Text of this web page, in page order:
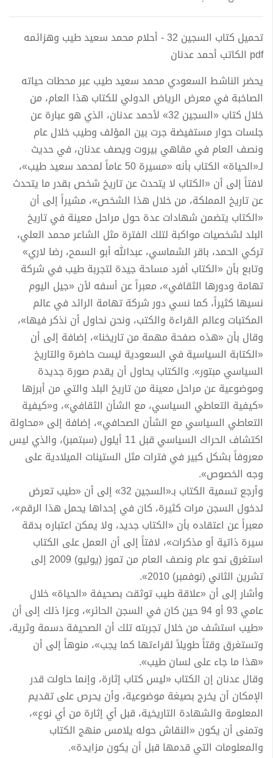
تحميل كتاب السجين 32 - أحلام محمد سعيد طيب وهزائمه
pdf الكاتب أحمد عدنان
يحضر الناشط السعودي محمد سعيد طيب عبر محطات حياته
الصاخبة في معرض الرياض الدولي للكتاب هذا العام، من
خلال كتاب «السجين 32» لأحمد عدنان، الذي هو عبارة عن
جلسات حوار مستفيضة جرت بين المؤلف وطيب خلال عام
ونصف العام في مقاهي بيروت ويصف عدنان، في حديث
لـ«الحياة» الكتاب بأنه «مسيرة 50 عاماً لمحمد سعيد طيب»،
لافتاً إلى أن «الكتاب لا يتحدث عن تاريخ شخص بقدر ما يتحدث
عن تاريخ المملكة، من خلال هذا الشخص»، مشيراً إلى أن
«الكتاب يتضمن شهادات عدة حول مراحل معينة في تاريخ
البلد لشخصيات مواكبة لتلك الفترة مثل الشاعر محمد العلي،
تركي الحمد، باقر الشماسي، عبدالله أبو السمح، رضا لاري»
وتابع بأن «الكتاب أفرد مساحة جيدة لتجربة طيب في شركة
تهامة ودورها الثقافي»، معبراً عن أسفه لأن «جيل اليوم
نسيها كثيراً، كما نسي دور شركة تهامة الرائد في عالم
المكتبات وعالم القراءة والكتب، ونحن نحاول أن نذكر فيها»،
وقال بأن «هذه صفحة مهمة من تاريخنا»، إضافة إلى أن
«الكتابة السياسية في السعودية ليست حاضرة والتاريخ
السياسي مبتور». والكتاب يحاول أن يقدم صورة جديدة
وموضوعية عن مراحل معينة من تاريخ البلد والتي من أبرزها
«كيفية التعاطي السياسي، مع الشأن الثقافي»، و«كيفية
التعاطي السياسي مع الشأن الصحافي»، إضافة إلى «محاولة
اكتشاف الحراك السياسي قبل 11 أيلول (سبتمبر)، والذي ليس
معروفاً بشكل كبير في فترات مثل الستينات الميلادية على
وجه الخصوص».
وأرجع تسمية الكتاب بـ«السجين 32» إلى أن «طيب تعرض
لدخول السجن مرات كثيرة، كان في إحداها يحمل هذا الرقم»،
معبراً عن اعتقاده بأن «الكتاب جديد، ولا يمكن اعتباره بدقة
سيرة ذاتية أو مذكرات»، لافتاً إلى أن العمل على الكتاب
استغرق نحو عام ونصف العام من تموز (يوليو) 2009 إلى
تشرين الثاني (نوفمبر) 2010».
وأشار إلى أن «علاقة طيب توثقت بصحيفة «الحياة» خلال
عامي 93 أو 94 حين كان في السجن الحائر»، وعزا ذلك إلى أن
«طيب استشف من خلال تجربته تلك أن الصحيفة دسمة وثرية،
وتستغرق وقتاً طويلاً لقراءتها كما يجب»، منوهاً إلى أن
«هذا ما جاء على لسان طيب».
وقال عدنان إن الكتاب «ليس كتاب إثارة، وإنما حاولت قدر
الإمكان أن يخرج بصيغة موضوعية، وأن يحرص على تقديم
المعلومة والشهادة التاريخية، قبل أي إثارة من أي نوع»،
وتمنى أن يكون «النقاش حوله يلامس منهج الكتاب
والمعلومات التي قدمها قبل أن يكون مزايدة».